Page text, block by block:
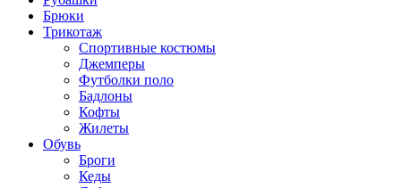
Брюки
Трикотаж
Спортивные костюмы
Джемперы
Футболки поло
Бадлоны
Кофты
Жилеты
Обувь
Броги
Кеды